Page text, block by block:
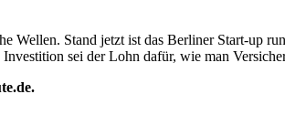
Wellen. Stand jetzt ist das Berliner Start-up
sei der Lohn dafür, wie man